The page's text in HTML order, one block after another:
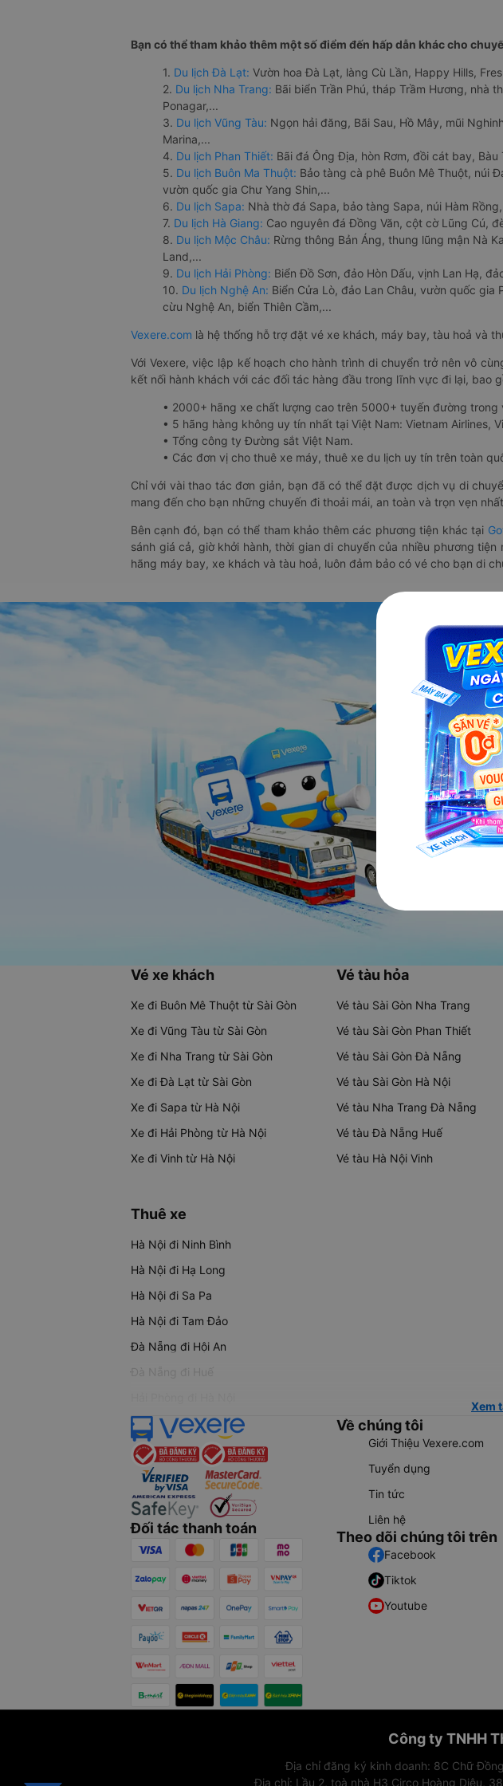
Bạn có thể tham khảo thêm một số điểm đến hấp dẫn khác cho
1. Du lịch Đà Lạt: Vườn hoa Đà Lạt, làng Cù Lần, Happy Hills,
2. Du lịch Nha Trang: Bãi biển Trần Phú, tháp Trầm Hương, nhà
Ponagar,...
3. Du lịch Vũng Tàu: Ngọn hải đăng, Bãi Sau, Hồ Mây, mũi
Marina,...
4. Du lịch Phan Thiết: Bãi đá Ông Địa, hòn Rơm, đồi cát bay,
5. Du lịch Buôn Ma Thuột: Bảo tàng cà phê Buôn Mê Thuột, núi
vườn quốc gia Chư Yang Shin,...
6. Du lịch Sapa: Nhà thờ đá Sapa, bảo tàng Sapa, núi Hàm
7. Du lịch Hà Giang: Cao nguyên đá Đồng Văn, cột cờ Lũng Cú,
8. Du lịch Mộc Châu: Rừng thông Bản Áng, thung lũng mận Nà
Land,...
9. Du lịch Hải Phòng: Biển Đồ Sơn, đảo Hòn Dấu, vịnh Lan Hạ,
10. Du lịch Nghệ An: Biển Cửa Lò, đảo Lan Châu, vườn quốc
cừu Nghệ An, biển Thiên Cầm,...
Vexere.com là hệ thống hỗ trợ đặt vé xe khách, máy bay, tàu hoả và
Với Vexere, việc lập kế hoạch cho hành trình di chuyển trở nên vô
kết nối hành khách với các đối tác hàng đầu trong lĩnh vực đi lại, bao
• 2000+ hãng xe chất lượng cao trên 5000+ tuyến đường trong
• 5 hãng hàng không uy tín nhất tại Việt Nam: Vietnam Airlines,
• Tổng công ty Đường sắt Việt Nam.
• Các đơn vị cho thuê xe máy, thuê xe du lịch uy tín trên toàn
Chỉ với vài thao tác đơn giản, bạn đã có thể đặt được dịch vụ di
mang đến cho bạn những chuyến đi thoải mái, an toàn và trọn vẹn
Bên cạnh đó, bạn có thể tham khảo thêm các phương tiện khác tại
sánh giá cả, giờ khởi hành, thời gian di chuyển của nhiều phương
hãng máy bay, xe khách và tàu hoả, luôn đảm bảo có vé cho bạn di
Vé xe khách
Xe đi Buôn Mê Thuột từ Sài Gòn
Xe đi Vũng Tàu từ Sài Gòn
Xe đi Nha Trang từ Sài Gòn
Xe đi Đà Lạt từ Sài Gòn
Xe đi Sapa từ Hà Nội
Xe đi Hải Phòng từ Hà Nội
Xe đi Vinh từ Hà Nội
Vé tàu hỏa
Vé tàu Sài Gòn Nha Trang
Vé tàu Sài Gòn Phan Thiết
Vé tàu Sài Gòn Đà Nẵng
Vé tàu Sài Gòn Hà Nội
Vé tàu Nha Trang Đà Nẵng
Vé tàu Đà Nẵng Huế
Vé tàu Hà Nội Vinh
Thuê xe
Hà Nội đi Ninh Bình
Hà Nội đi Hạ Long
Hà Nội đi Sa Pa
Hà Nội đi Tam Đảo
Đà Nẵng đi Hội An
Đà Nẵng đi Huế
Xem
Đối tác thanh toán
Về chúng tôi
Giới Thiệu Vexere.com
Tuyển dụng
Tin tức
Liên hệ
Theo dõi chúng tôi trên
Facebook
Tiktok
Youtube
Công ty TNHH
Địa chỉ đăng ký kinh doanh: 8C Chữ
Địa chỉ: Lầu 2, toà nhà H3 Circo Hoàng Diệu,